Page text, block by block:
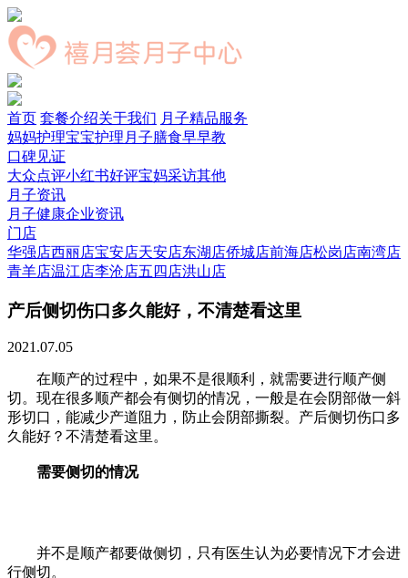
首页 套餐介绍关于我们 月子精品服务
妈妈护理宝宝护理 月子膳食早早教
口碑见证
大众点评小红书好评宝妈采访其他
月子资讯
月子健康企业资讯
门店
华强店西丽店宝安店天安店东湖店侨城店前海店松岗店南湾店
青羊店温江店李沧店五四店洪山店
产后侧切伤口多久能好，不清楚看这里
2021.07.05
在顺产的过程中，如果不是很顺利，就需要进行顺产侧
切。现在很多顺产都会有侧切的情况，一般是在会阴部做一斜
形切口，能减少产道阻力，防止会阴部撕裂。产后侧切伤口多
久能好？不清楚看这里。
需要侧切的情况
并不是顺产都要做侧切，只有医生认为必要情况下才会进
行侧切。